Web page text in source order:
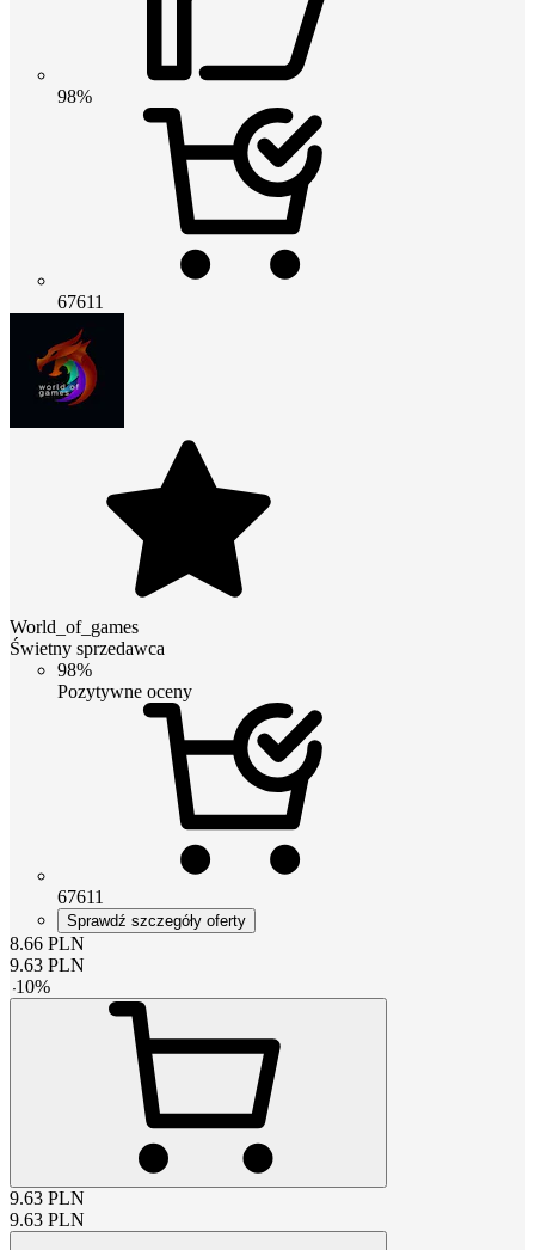
98%
67611
World_of_games
Świetny sprzedawca
98%
Pozytywne oceny
67611
Sprawdź szczegóły oferty
8.66 PLN
9.63 PLN
-10%
9.63 PLN
9.63 PLN